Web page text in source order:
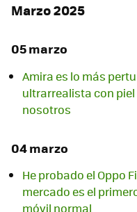
Marzo 2025
05 marzo
Amira es lo más
ultrarrealista con
nosotros
04 marzo
He probado el Oppo
mercado es el
móvil normal